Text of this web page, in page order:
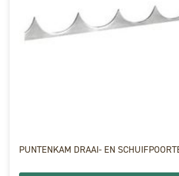
PUNTENKAM DRAAI- EN